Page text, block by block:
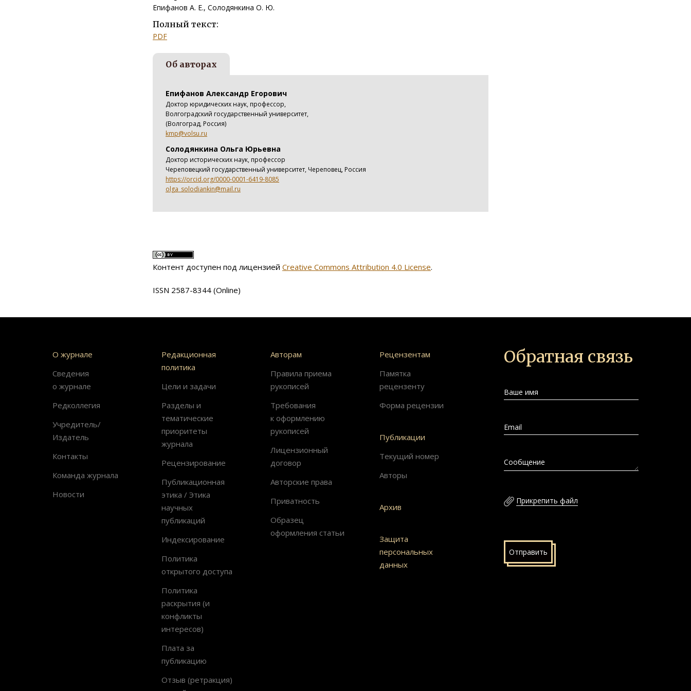
Епифанов А. Е., Солодянкина О. Ю.
Полный текст:
PDF
Об авторах
Епифанов Александр Егорович
Доктор юридических наук, профессор,
Волгоградский государственный университет,
(Волгоград, Россия)
kmp@volsu.ru
Солодянкина Ольга Юрьевна
Доктор исторических наук, профессор
Череповецкий государственный университет, Череповец, Россия
https://orcid.org/0000-0001-6419-8085
olga_solodiankin@mail.ru
Контент доступен под лицензией Creative Commons Attribution 4.0 License.
ISSN 2587-8344 (Online)
О журнале
Сведения
о журнале
Редколлегия
Учредитель/
Издатель
Контакты
Команда журнала
Новости
Редакционная
политика
Цели и задачи
Разделы и
тематические
приоритеты
журнала
Рецензирование
Публикационная
этика / Этика
научных
публикаций
Индексирование
Политика
открытого доступа
Политика
раскрытия (и
конфликты
интересов)
Плата за
публикацию
Отзыв (ретракция)
Авторам
Правила приема
рукописей
Требования
к оформлению
рукописей
Лицензионный
договор
Авторские права
Приватность
Образец
оформления статьи
Рецензентам
Памятка
рецензенту
Форма рецензии
Публикации
Текущий номер
Авторы
Архив
Защита
персональных
данных
Обратная связь
Ваше имя
Email
Сообщение
Прикрепить файл
Отправить